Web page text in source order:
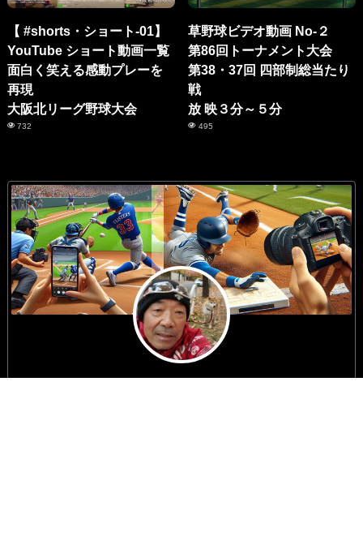
【 #shorts・ショート-01】
YouTube ショート動画一覧
面白く笑える感動プレーを
再現
大阪北リーグ野球大会
732
草野球ビデオ動画 No-２
第86回トーナメント大会
第38・37回 四部制総当たり
戦
放 映３分～５分
495